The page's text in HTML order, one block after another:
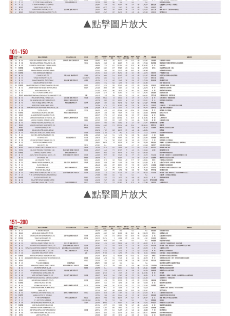
▲點擊圖片放大
▲點擊圖片放大